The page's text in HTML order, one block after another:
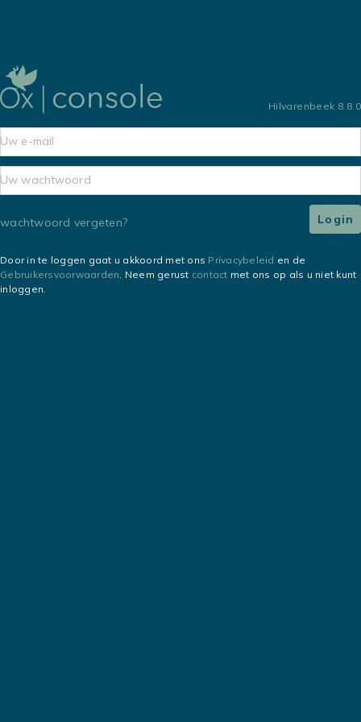
Hilvarenbeek 8.8.0
wachtwoord vergeten? Login
Door in te loggen gaat u akkoord met ons Privacybeleid en de
Gebruikersvoorwaarden . Neem gerust contact met ons op als u niet kunt
inloggen.